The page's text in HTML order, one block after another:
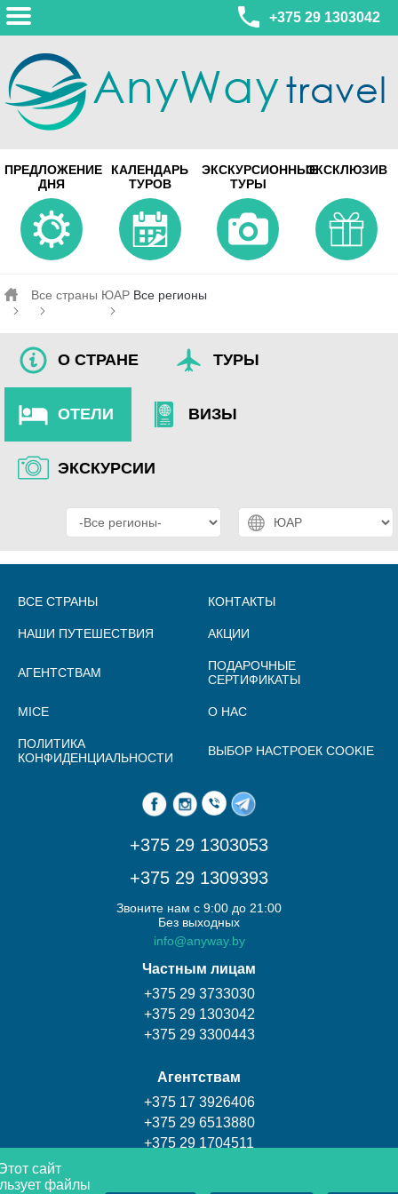
+375 29 1303042
ул. Леонида Беды, 45-547
смотреть на карте
МИНСК
Турагентство Coral Travel
ул. Притыцкого 156/1 пом.37
ул. Скрыганова 4б пом.487
ПРЕДЛОЖЕНИЕ
ДНЯ
КАЛЕНДАРЬ
ТУРОВ
ЭКСКУРСИОННЫЕ
ТУРЫ
ЭКСКЛЮЗИВ
Все страны ЮАР Все регионы
О СТРАНЕ ТУРЫ
ОТЕЛИ ВИЗЫ
ЭКСКУРСИИ
ВСЕ СТРАНЫ КОНТАКТЫ
НАШИ ПУТЕШЕСТВИЯ АКЦИИ
АГЕНТСТВАМ
ПОДАРОЧНЫЕ
СЕРТИФИКАТЫ
MICE О НАС
ПОЛИТИКА
КОНФИДЕНЦИАЛЬНОСТИ
ВЫБОР НАСТРОЕК COOKIE
+375 29 1303053
+375 29 1309393
Звоните нам с 9:00 до 21:00
Без выходных
info@anyway.by
Частным лицам
+375 29 3733030
+375 29 1303042
+375 29 3300443
Агентствам
+375 17 3926406
+375 29 6513880
+375 29 1704511
сайт
файлы